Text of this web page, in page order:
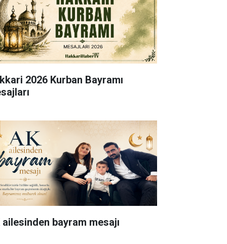
2026 Kurban Bayramı
ailesinden bayram mesajı